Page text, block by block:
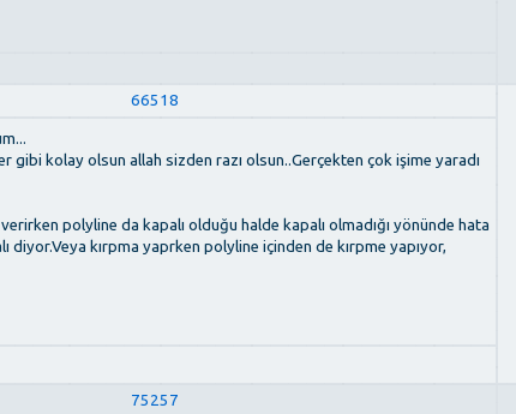
66518
gibi kolay olsun allah sizden razı olsun..Gerçekten çok işime yaradı
polyline da kapalı olduğu halde kapalı olmadığı yönünde hata
diyor.Veya kırpma yaprken polyline içinden de kırpme yapıyor,
75257